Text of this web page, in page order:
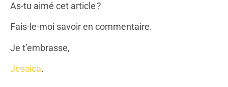
As-tu aimé cet article ?
Fais-le-moi savoir en commentaire.
Je t’embrasse,
Jessica.